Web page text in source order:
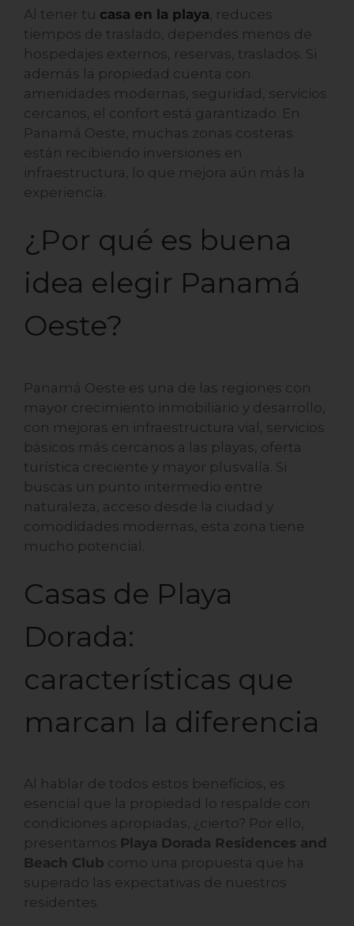
Al tener tu casa en la playa, reduces
tiempos de traslado, dependes menos de
hospedajes externos, reservas, traslados. Si
además la propiedad cuenta con
amenidades modernas, seguridad, servicios
cercanos, el confort está garantizado. En
Panamá Oeste, muchas zonas costeras
están recibiendo inversiones en
infraestructura, lo que mejora aún más la
experiencia.
¿Por qué es buena
idea elegir Panamá
Oeste?
Panamá Oeste es una de las regiones con
mayor crecimiento inmobiliario y desarrollo,
con mejoras en infraestructura vial, servicios
básicos más cercanos a las playas, oferta
turística creciente y mayor plusvalía. Si
buscas un punto intermedio entre
naturaleza, acceso desde la ciudad y
comodidades modernas, esta zona tiene
mucho potencial.
Casas de Playa
Dorada:
características que
marcan la diferencia
Al hablar de todos estos beneficios, es
esencial que la propiedad lo respalde con
condiciones apropiadas, ¿cierto? Por ello,
presentamos Playa Dorada Residences and
Beach Club como una propuesta que ha
superado las expectativas de nuestros
residentes.